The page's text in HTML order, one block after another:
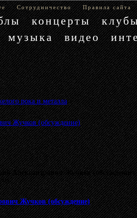
Сотрудничество Правила сайта
концерты
музыка видео
рока и металла»
Жучков (обсуждение)
Жучков (обсуждение)
Жучков (обсуждение)